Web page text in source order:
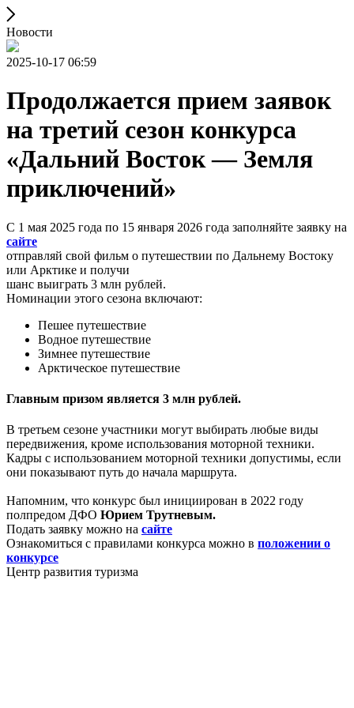
Новости
2025-10-17 06:59
Продолжается прием заявок
на третий сезон конкурса
«Дальний Восток — Земля
приключений»
С 1 мая 2025 года по 15 января 2026 года заполняйте заявку на
сайте
отправляй свой фильм о путешествии по Дальнему Востоку
или Арктике и получи
шанс выиграть 3 млн рублей.
Номинации этого сезона включают:
Пешее путешествие
Водное путешествие
Зимнее путешествие
Арктическое путешествие
Главным призом является 3 млн рублей.
В третьем сезоне участники могут выбирать любые виды
передвижения, кроме использования моторной техники.
Кадры с использованием моторной техники допустимы, если
они показывают путь до начала маршрута.
Напомним, что конкурс был инициирован в 2022 году
полпредом ДФО Юрием Трутневым.
Подать заявку можно на сайте
Ознакомиться с правилами конкурса можно в положении о
конкурсе
Центр развития туризма